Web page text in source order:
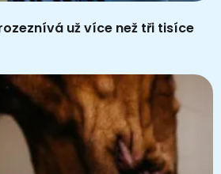
už více než tři tisíce